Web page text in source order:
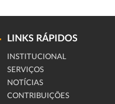
LINKS RÁPIDOS
INSTITUCIONAL
SERVIÇOS
NOTÍCIAS
CONTRIBUIÇÕES